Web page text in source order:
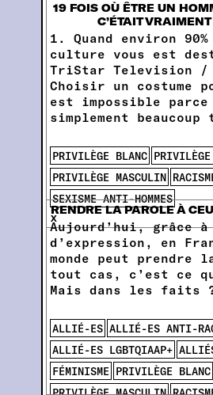
19 FOIS OÙ ÊTRE UN
C’ÉTAIT
1. Quand environ
culture vous est
TriStar Television /
Choisir un costume
est impossible
simplement
PRIVILÈGE BLANC PRIVILÈGE
PRIVILÈGE MASCULIN
SEXISME ANTI-HOMMES
x
RENDRE LA PAROLE À
Aujourd’hui, grâce
d’expression, en
monde peut prendre
tout cas, c’est ce
Mais dans les faits
ALLIÉ-ES ALLIÉ-ES ANTI-
ALLIÉ-ES LGBTQIAAP+
FÉMINISME PRIVILÈGE BLANC
PRIVILÈGE MASCULIN